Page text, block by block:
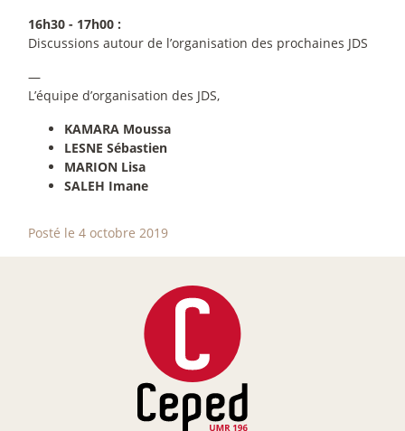
16h30 - 17h00 :
Discussions autour de l’organisation des prochaines JDS
—
L’équipe d’organisation des JDS,
KAMARA Moussa
LESNE Sébastien
MARION Lisa
SALEH Imane
Posté le 4 octobre 2019